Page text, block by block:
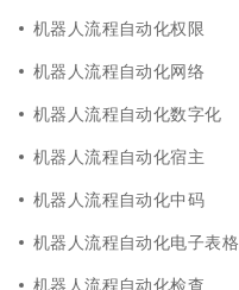
机器人流程自动化权限
机器人流程自动化网络
机器人流程自动化数字化
机器人流程自动化宿主
机器人流程自动化中码
机器人流程自动化电子表格
机器人流程自动化检查